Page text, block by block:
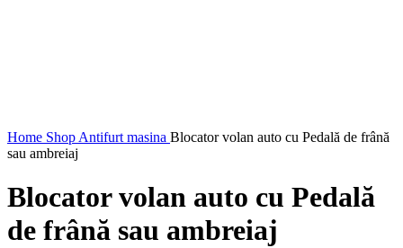
Home Shop Antifurt masina Blocator volan auto cu Pedală de frână
sau ambreiaj
Blocator volan auto cu Pedală
de frână sau ambreiaj